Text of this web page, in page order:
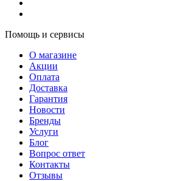
Помощь и сервисы
О магазине
Акции
Оплата
Доставка
Гарантия
Новости
Бренды
Услуги
Блог
Вопрос ответ
Контакты
Отзывы